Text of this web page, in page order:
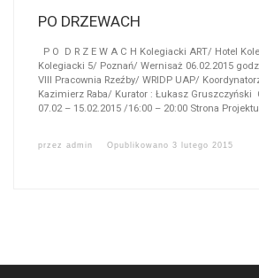
PO DRZEWACH
P O D R Z E W A C H Kolegiacki ART/ Hotel
Kolegiacki 5/ Poznań/ Wernisaż 06.02.2015
VIII Pracownia Rzeźby/ WRIDP UAP/
Kazimierz Raba/ Kurator : Łukasz Gruszczyński
07.02 – 15.02.2015 /16:00 – 20:00 Strona Projektu
przezadmin Opublikowano3 lutego 2015